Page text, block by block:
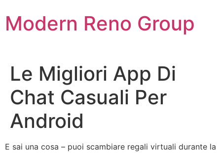
to
content
Modern Reno Group
Le Migliori App Di
Chat Casuali Per
Android
E sai una cosa – puoi scambiare regali virtuali durante la